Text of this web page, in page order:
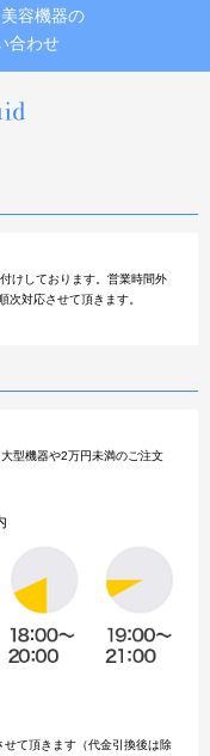
容機器の
合わせ
けしております。営業時間外
次対応させて頂きます。
型機器や2万円未満のご注文
て頂きます（代金引換後は除